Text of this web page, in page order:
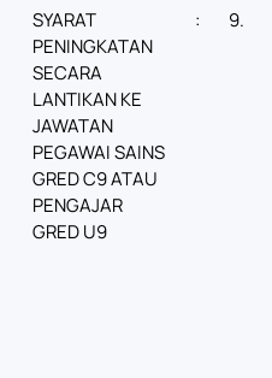
SYARAT
PENINGKATAN
SECARA
LANTIKAN KE
JAWATAN
PEGAWAI SAINS
GRED C9 ATAU
PENGAJAR
GRED U9
: 9.